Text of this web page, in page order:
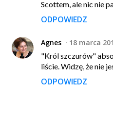
Scottem, ale nic nie
ODPOWIEDZ
Agnes
18 marca
"Król szczurów"
liście. Widzę, że nie
ODPOWIEDZ